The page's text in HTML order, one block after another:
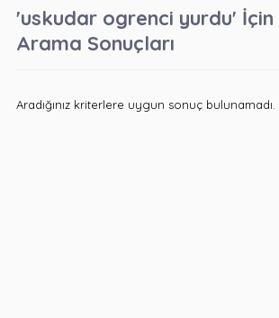
'uskudar ogrenci yurdu' İçin
Arama Sonuçları
Aradığınız kriterlere uygun sonuç bulunamadı.